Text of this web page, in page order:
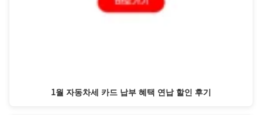
1월 자동차세 카드 납부 혜택 연납 할인 후기